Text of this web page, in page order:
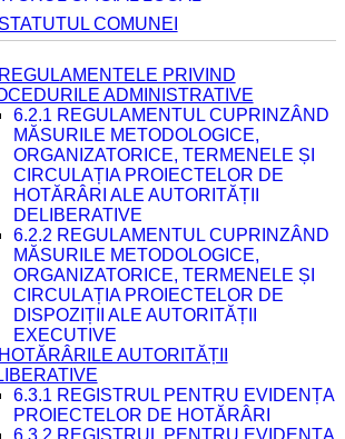
COMUNEI
PRIVIND
ADMINISTRATIVE
6.2.1 REGULAMENTUL CUPRINZÂND
MĂSURILE METODOLOGICE,
ORGANIZATORICE, TERMENELE ȘI
CIRCULAȚIA PROIECTELOR DE
HOTĂRÂRI ALE AUTORITĂȚII
DELIBERATIVE
6.2.2 REGULAMENTUL CUPRINZÂND
MĂSURILE METODOLOGICE,
ORGANIZATORICE, TERMENELE ȘI
CIRCULAȚIA PROIECTELOR DE
DISPOZIȚII ALE AUTORITĂȚII
EXECUTIVE
AUTORITĂȚII
6.3.1 REGISTRUL PENTRU EVIDENȚA
PROIECTELOR DE HOTĂRÂRI
6.3.2 REGISTRUL PENTRU EVIDENȚA